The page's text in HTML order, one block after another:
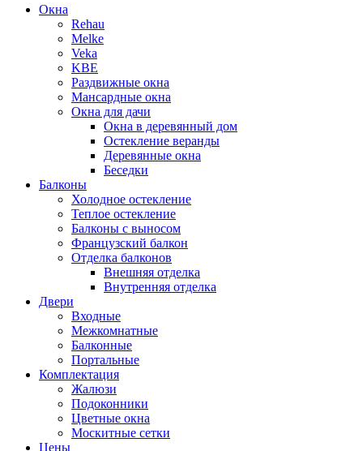
Окна
Rehau
Melke
Veka
KBE
Раздвижные окна
Мансардные окна
Окна для дачи
Окна в деревянный дом
Остекление веранды
Деревянные окна
Беседки
Балконы
Холодное остекление
Теплое остекление
Балконы с выносом
Французский балкон
Отделка балконов
Внешняя отделка
Внутренняя отделка
Двери
Входные
Межкомнатные
Балконные
Портальные
Комплектация
Жалюзи
Подоконники
Цветные окна
Москитные сетки
Цены